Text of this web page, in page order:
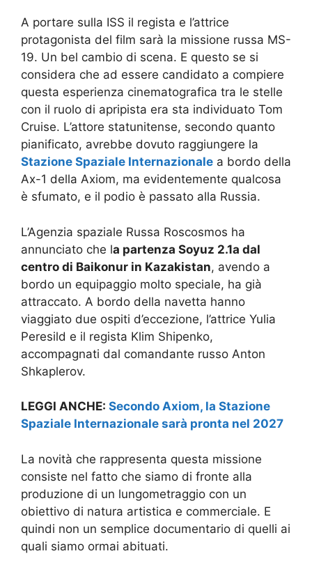
A portare sulla ISS il regista e l’attrice
protagonista del film sarà la missione russa MS-
19. Un bel cambio di scena. E questo se si
considera che ad essere candidato a compiere
questa esperienza cinematografica tra le stelle
con il ruolo di apripista era sta individuato Tom
Cruise. L’attore statunitense, secondo quanto
pianificato, avrebbe dovuto raggiungere la
Stazione Spaziale Internazionale a bordo della
Ax-1 della Axiom, ma evidentemente qualcosa
è sfumato, e il podio è passato alla Russia.
L’Agenzia spaziale Russa Roscosmos ha
annunciato che la partenza Soyuz 2.1a dal
centro di Baikonur in Kazakistan, avendo a
bordo un equipaggio molto speciale, ha già
attraccato. A bordo della navetta hanno
viaggiato due ospiti d’eccezione, l’attrice Yulia
Peresild e il regista Klim Shipenko,
accompagnati dal comandante russo Anton
Shkaplerov.
LEGGI ANCHE: Secondo Axiom, la Stazione
Spaziale Internazionale sarà pronta nel 2027
La novità che rappresenta questa missione
consiste nel fatto che siamo di fronte alla
produzione di un lungometraggio con un
obiettivo di natura artistica e commerciale. E
quindi non un semplice documentario di quelli ai
quali siamo ormai abituati.